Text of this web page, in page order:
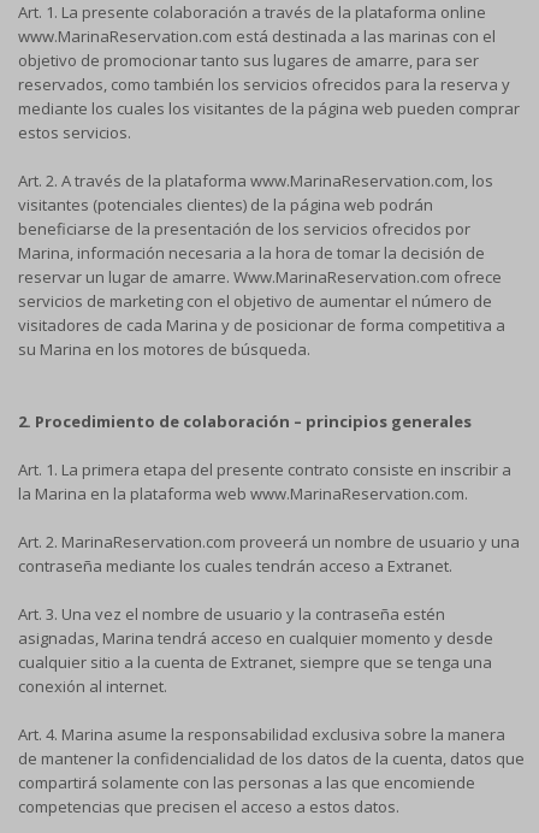
Art. 1. La presente colaboración a través de la plataforma online
www.MarinaReservation.com está destinada a las marinas con el
objetivo de promocionar tanto sus lugares de amarre, para ser
reservados, como también los servicios ofrecidos para la reserva y
mediante los cuales los visitantes de la página web pueden comprar
estos servicios.
Art. 2. A través de la plataforma www.MarinaReservation.com, los
visitantes (potenciales clientes) de la página web podrán
beneficiarse de la presentación de los servicios ofrecidos por
Marina, información necesaria a la hora de tomar la decisión de
reservar un lugar de amarre. Www.MarinaReservation.com ofrece
servicios de marketing con el objetivo de aumentar el número de
visitadores de cada Marina y de posicionar de forma competitiva a
su Marina en los motores de búsqueda.
2. Procedimiento de colaboración – principios generales
Art. 1. La primera etapa del presente contrato consiste en inscribir a
la Marina en la plataforma web www.MarinaReservation.com.
Art. 2. MarinaReservation.com proveerá un nombre de usuario y una
contraseña mediante los cuales tendrán acceso a Extranet.
Art. 3. Una vez el nombre de usuario y la contraseña estén
asignadas, Marina tendrá acceso en cualquier momento y desde
cualquier sitio a la cuenta de Extranet, siempre que se tenga una
conexión al internet.
Art. 4. Marina asume la responsabilidad exclusiva sobre la manera
de mantener la confidencialidad de los datos de la cuenta, datos que
compartirá solamente con las personas a las que encomiende
competencias que precisen el acceso a estos datos.